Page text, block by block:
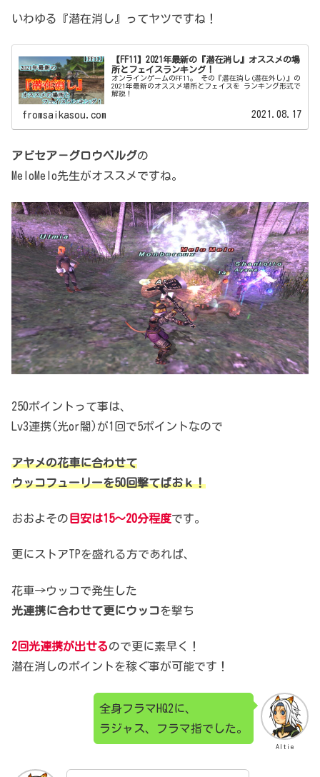
いわゆる『潜在消し』ってヤツですね！
【FF11】2021年最新の『潜在消し』オススメの場
所とフェイスランキング！
オンラインゲームのFF11。 その『潜在消し(潜在外し)』の
2021年最新のオススメ場所とフェイスを ランキング形式で
解説！
fromsaikasou.com 2021.08.17
アビセア－グロウベルグの
MeloMelo先生がオススメですね。
250ポイントって事は、
Lv3連携(光or闇)が1回で5ポイントなので
アヤメの花車に合わせて
ウッコフューリーを50回撃てばおｋ！
おおよその 目安は15～20分程度です。
更にストアTPを盛れる方であれば、
花車→ウッコで発生した
光連携に合わせて更にウッコを撃ち
2回光連携が出せるので更に素早く！
潜在消しのポイントを稼ぐ事が可能です！
Altie
全身フラマHQ2に、
ラジャス、フラマ指でした。